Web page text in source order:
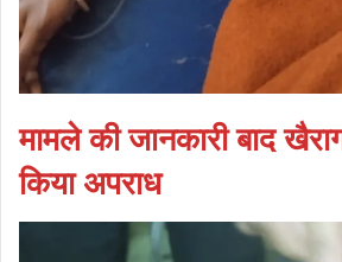
मामले की जानकारी बाद
किया अपराध